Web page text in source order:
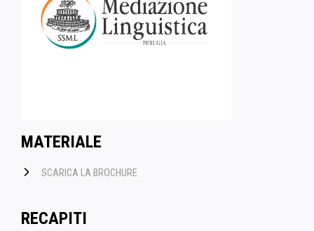
MATERIALE
SCARICA LA BROCHURE
RECAPITI